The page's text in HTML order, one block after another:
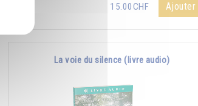
15.00CHF Ajouter
La voie du silence (livre audio)